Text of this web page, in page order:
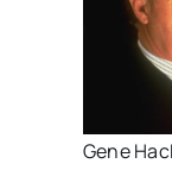
Gene